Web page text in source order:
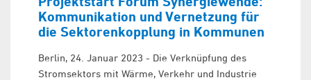
Kommunikation und Vernetzung für
die Sektorenkopplung in Kommunen
Berlin, 24. Januar 2023 - Die Verknüpfung des
Stromsektors mit Wärme, Verkehr und Industrie